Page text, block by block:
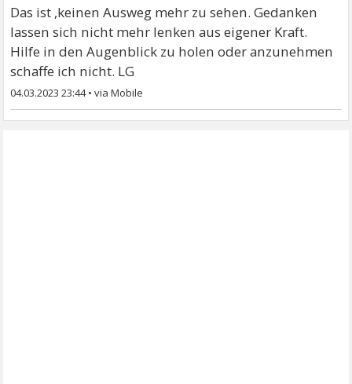
Das ist ,keinen Ausweg mehr zu sehen. Gedanken
lassen sich nicht mehr lenken aus eigener Kraft.
Hilfe in den Augenblick zu holen oder anzunehmen
schaffe ich nicht. LG
04.03.2023 23:44•